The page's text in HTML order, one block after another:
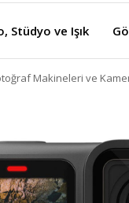
Stüdyo ve Işık
Makineleri ve